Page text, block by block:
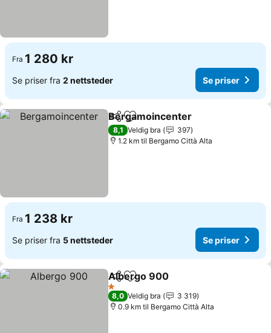
Fra 1 280 kr
Se priser fra 2 nettsteder Se priser
Del Legg til i favoritter
Bergamoincenter
8,1 Veldig bra
397
1.2 km til Bergamo Città Alta
Fra 1 238 kr
Se priser fra 5 nettsteder Se priser
Del Legg til i favoritter
Albergo 900
1 Stjerner
8,0 Veldig bra
3 319
0.9 km til Bergamo Città Alta